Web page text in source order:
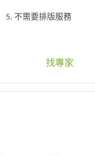
5. 不需要排版服務
找專家